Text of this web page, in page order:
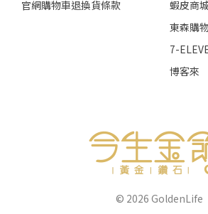
官網購物車退換貨條款
蝦皮商城
東森購
7-
博客來
© 2026 GoldenLife